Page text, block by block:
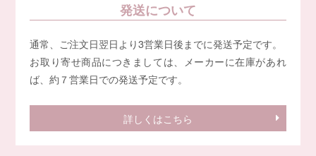
発送について
通常、ご注文日翌日より3営業日後までに発送予定です。
お取り寄せ商品につきましては、メーカーに在庫があれ
ば、約７営業日での発送予定です。
詳しくはこちら